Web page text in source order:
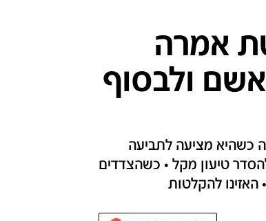
אמרה
ולבסוף
כשהיא מציעה לתביעה
טיעון מקל • כשהצדדים
האזינו להקלטות